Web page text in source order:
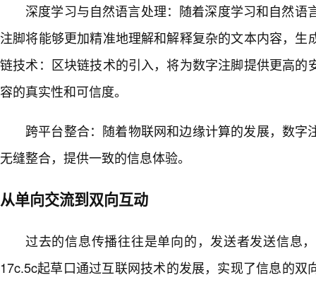
深度学习与自然语言处理：随着深度学习和自然语
注脚将能够更加精准地理解和解释复杂的文本内容，生
链技术：区块链技术的引入，将为数字注脚提供更高的
容的真实性和可信度。
跨平台整合：随着物联网和边缘计算的发展，数字
无缝整合，提供一致的信息体验。
从单向交流到双向互动
过去的信息传播往往是单向的，发送者发送信息
17c.5c起草口通过互联网技术的发展，实现了信息的双